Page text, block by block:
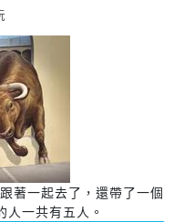
著一起去了，還帶了一個
一共有五人。